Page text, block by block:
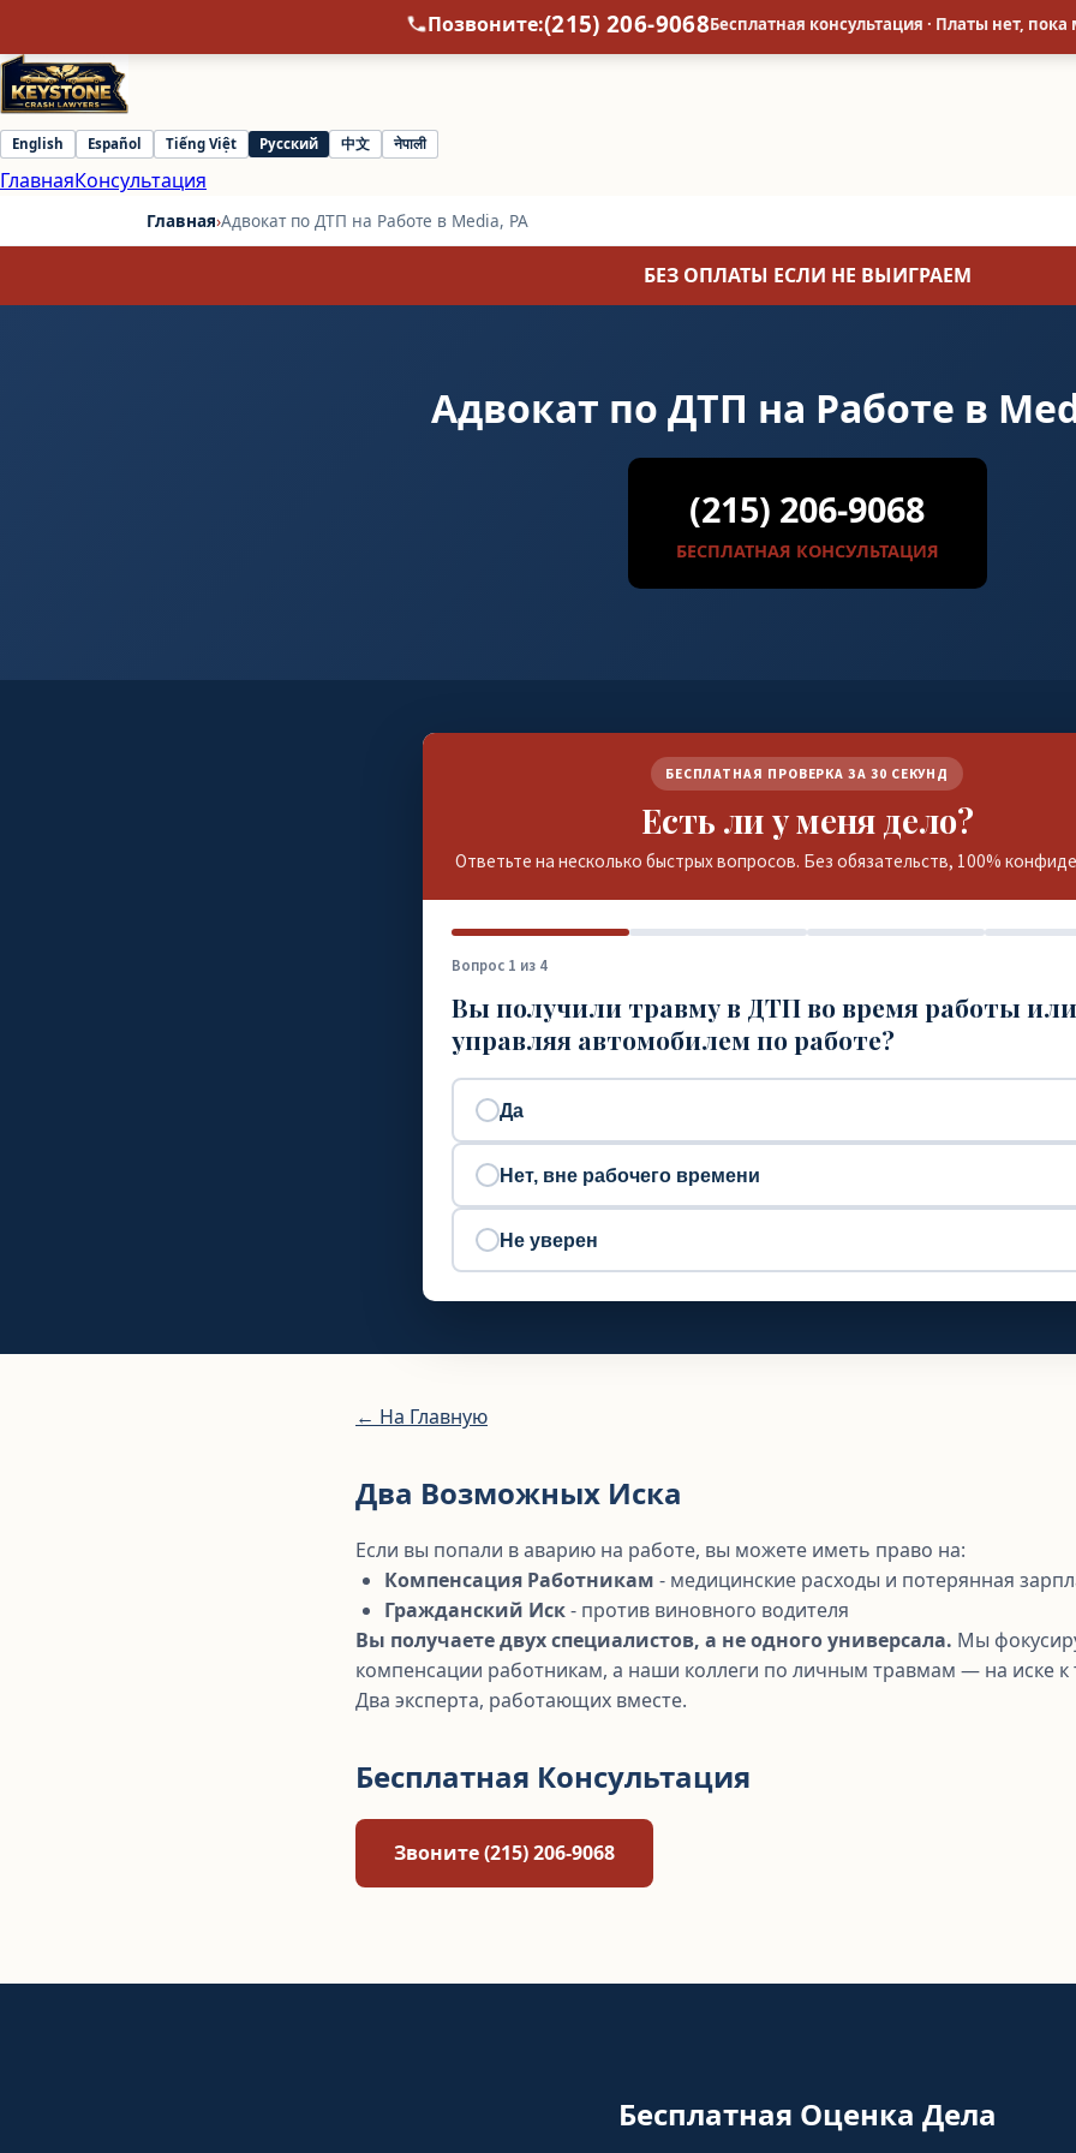
Позвоните:(215) 206-9068Бесплатная консультация · Платы нет,
Select
language
English Español Tiếng Việt Русский 中文 नेपाली
ГлавнаяКонсультация
Главная›Адвокат по ДТП на Работе в Media, PA
БЕЗ ОПЛАТЫ ЕСЛИ НЕ ВЫИГРАЕМ
Адвокат по ДТП на Работе в
(215) 206-9068
БЕСПЛАТНАЯ КОНСУЛЬТАЦИЯ
БЕСПЛАТНАЯ ПРОВЕРКА ЗА 30 СЕКУНД
Есть ли у меня дело?
Ответьте на несколько быстрых вопросов. Без обязательств, 100%
Вопрос 1 из 4
Вы получили травму в ДТП во время работы или
управляя автомобилем по работе?
Да
Нет, вне рабочего времени
Не уверен
← На Главную
Два Возможных Иска
Если вы попали в аварию на работе, вы можете иметь право на:
Компенсация Работникам - медицинские расходы и потерянная
Гражданский Иск- против виновного водителя
Вы получаете двух специалистов, а не одного универсала. Мы
компенсации работникам, а наши коллеги по личным травмам — на иске к
Два эксперта, работающих вместе.
Бесплатная Консультация
Звоните (215) 206-9068
Бесплатная Оценка Дела